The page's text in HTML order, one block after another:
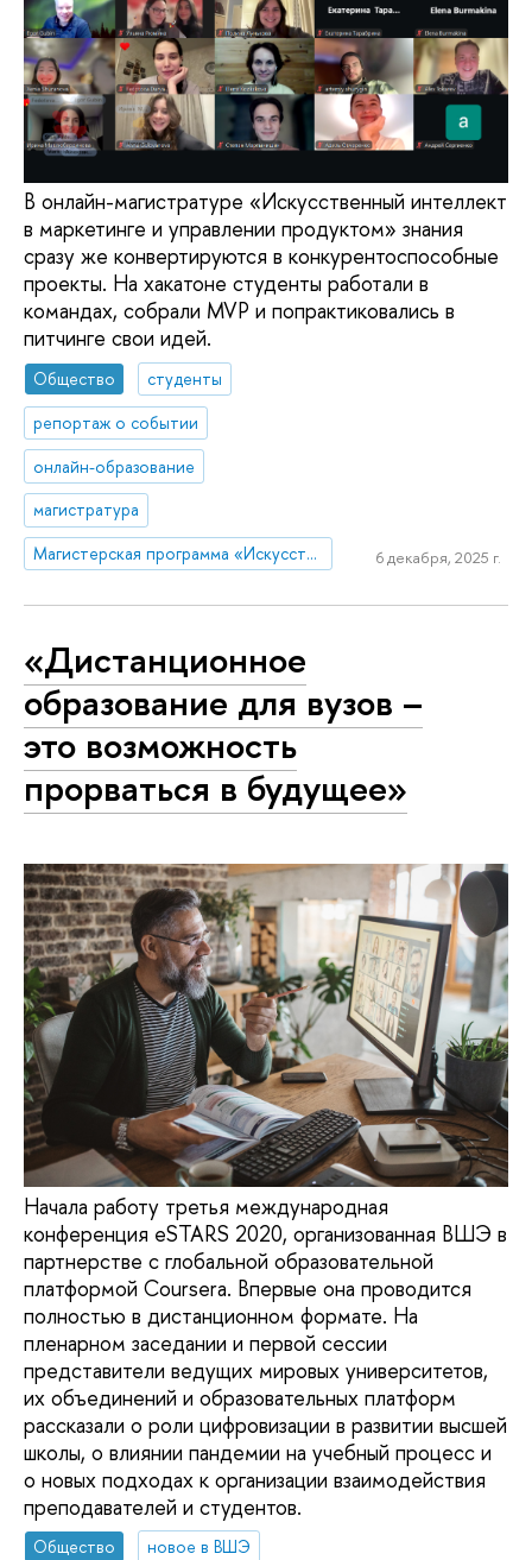
В онлайн-магистратуре «Искусственный интеллект
в маркетинге и управлении продуктом» знания
сразу же конвертируются в конкурентоспособные
проекты. На хакатоне студенты работали в
командах, собрали MVP и попрактиковались в
питчинге свои идей.
Общество
студенты
репортаж о событии
онлайн-образование
магистратура
Магистерская программа «Искусственный интеллект в маркетинге и управлении продуктом»
6 декабря, 2025 г.
«Дистанционное
образование для вузов –
это возможность
прорваться в будущее»
Начала работу третья международная
конференция eSTARS 2020, организованная ВШЭ в
партнерстве с глобальной образовательной
платформой Coursera. Впервые она проводится
полностью в дистанционном формате. На
пленарном заседании и первой сессии
представители ведущих мировых университетов,
их объединений и образовательных платформ
рассказали о роли цифровизации в развитии высшей
школы, о влиянии пандемии на учебный процесс и
о новых подходах к организации взаимодействия
преподавателей и студентов.
Общество
новое в ВШЭ